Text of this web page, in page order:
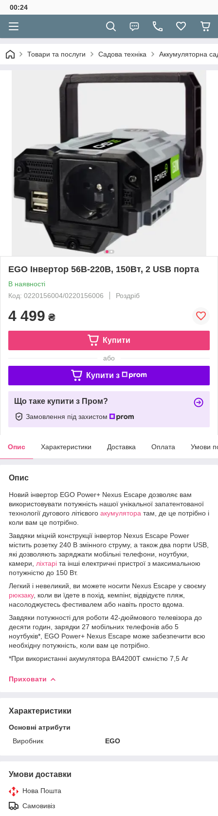
00:24
Товари та послуги Садова техніка Аккумуляторна
EGO Інвертор 56В-220В, 150Вт, 2 USB порта
В наявності
Код: 0220156004/0220156006
Роздріб
4 499 ₴
Купити
або
Купити з
Що таке купити з Пром?
Замовлення під захистом
Опис Характеристики Доставка Оплата Умови
Опис
Новий інвертор EGO Power+ Nexus Escape дозволяє вам
використовувати потужність нашої унікальної запатентованої
технології дугового літієвого акумулятора там, де це потрібно і
коли вам це потрібно.
Завдяки міцній конструкції інвертор Nexus Escape Power
містить розетку 240 В змінного струму, а також два порти USB,
які дозволяють заряджати мобільні телефони, ноутбуки,
камери, ліхтарі та інші електричні пристрої з максимальною
потужністю до 150 Вт.
Легкий і невеликий, ви можете носити Nexus Escape у своєму
рюкзаку, коли ви їдете в похід, кемпінг, відвідуєте пляж,
насолоджуєтесь фестивалем або навіть просто вдома.
Завдяки потужності для роботи 42-дюймового телевізора до
десяти годин, зарядки 27 мобільних телефонів або 5
ноутбуків*, EGO Power+ Nexus Escape може забезпечити всю
необхідну потужність, коли вам це потрібно.
*При використанні акумулятора BA4200T ємністю 7,5 Аг
Приховати
Характеристики
Основні атрибути
Виробник
EGO
Умови доставки
Нова Пошта
Самовивіз